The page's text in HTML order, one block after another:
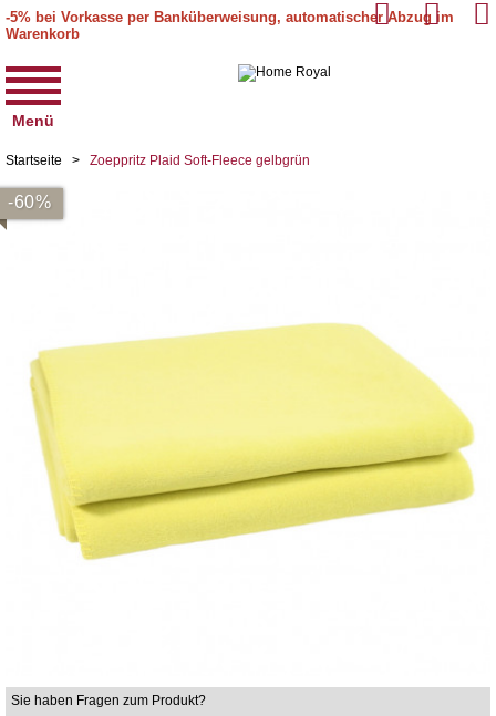
-5% bei Vorkasse per Banküberweisung, automatischer Abzug im
Warenkorb
Menü
Startseite > Zoeppritz Plaid Soft-Fleece gelbgrün
-60%
Sie haben Fragen zum Produkt?